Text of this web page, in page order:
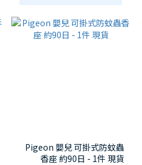
Pigeon 嬰兒 可掛式防蚊蟲
香座 約90日 - 1件 現貨